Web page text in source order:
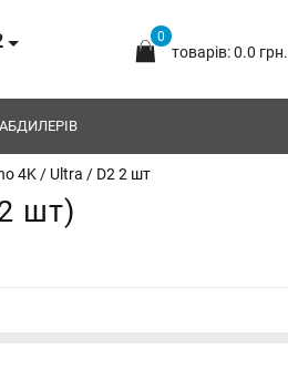
0
товарів: 0.0 грн.
4K / Ultra / D2 2 шт
шт)